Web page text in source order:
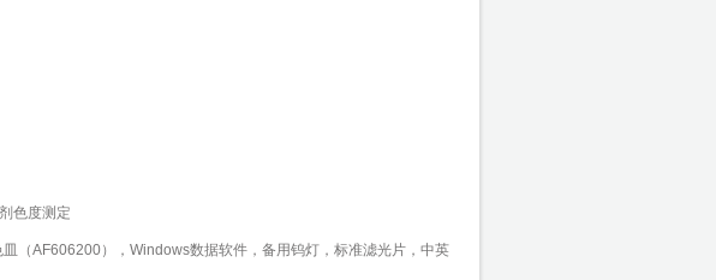
色度测定
（AF606200），Windows数据软件，备用钨灯，标准滤光片，中英